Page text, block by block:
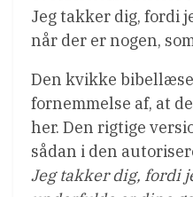
Jeg takker dig, fordi
når der er nogen,
Den kvikke
fornemmelse af, at
her. Den rigtige
sådan i den
Jeg takker dig, fordi